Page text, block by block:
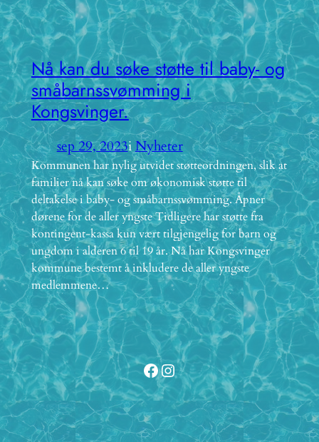
Nå kan du søke støtte til baby- og
småbarnssvømming i
Kongsvinger.
sep 29, 2023iNyheter
Kommunen har nylig utvidet støtteordningen, slik at
familier nå kan søke om økonomisk støtte til
deltakelse i baby- og småbarnssvømming. Åpner
dørene for de aller yngste Tidligere har støtte fra
kontingent-kassa kun vært tilgjengelig for barn og
ungdom i alderen 6 til 19 år. Nå har Kongsvinger
kommune bestemt å inkludere de aller yngste
medlemmene…
Facebook
Instagram